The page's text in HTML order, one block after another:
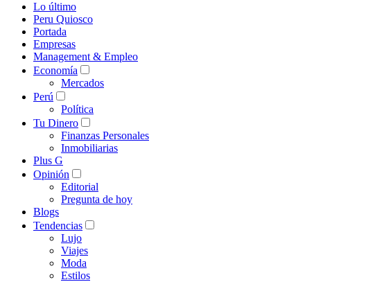
Lo último
Peru Quiosco
Portada
Empresas
Management & Empleo
Economía
Mercados
Perú
Política
Tu Dinero
Finanzas Personales
Inmobiliarias
Plus G
Opinión
Editorial
Pregunta de hoy
Blogs
Tendencias
Lujo
Viajes
Moda
Estilos